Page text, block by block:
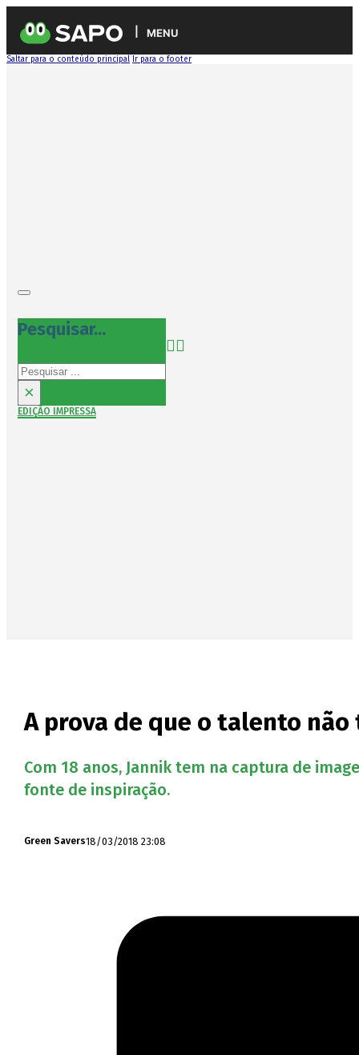
MENU
Saltar para o conteúdo principal Ir para o footer
Pesquisar...
Pesquisar
×
EDIÇÃO IMPRESSA
A prova de que o talento
Com 18 anos, Jannik tem na captura de
fonte de inspiração.
Green Savers18/03/2018 23:08